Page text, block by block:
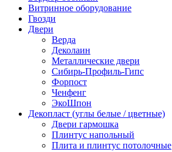
Витринное оборудование
Гвозди
Двери
Верда
Деколаин
Металлические двери
Сибирь-Профиль-Гипс
Форпост
Ченфенг
ЭкоШпон
Декопласт (углы белые / цветные)
Двери гармошка
Плинтус напольный
Плита и плинтус потолочные